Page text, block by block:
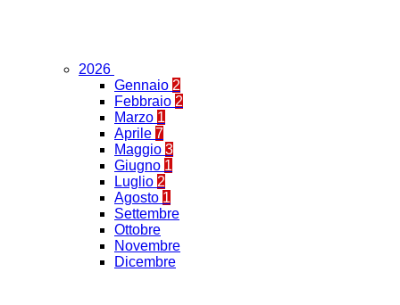
2026
Gennaio 2
Febbraio 2
Marzo 1
Aprile 7
Maggio 3
Giugno 1
Luglio 2
Agosto 1
Settembre
Ottobre
Novembre
Dicembre